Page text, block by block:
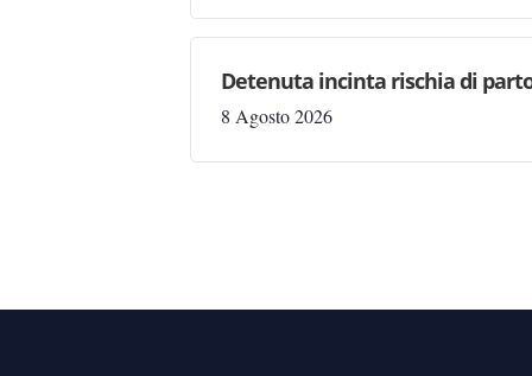
Detenuta incinta rischia di
8 Agosto 2026